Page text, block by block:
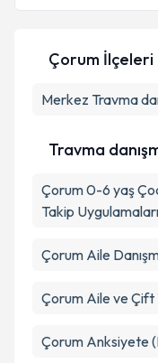
E-posta
Kişisel
Çorum İlçeleri
Merkez Travma
Travma
Çorum 0-6 yaş
Takip Uygulamaları
Çorum Aile
Çorum Aile ve Çift
Çorum Anksiyete